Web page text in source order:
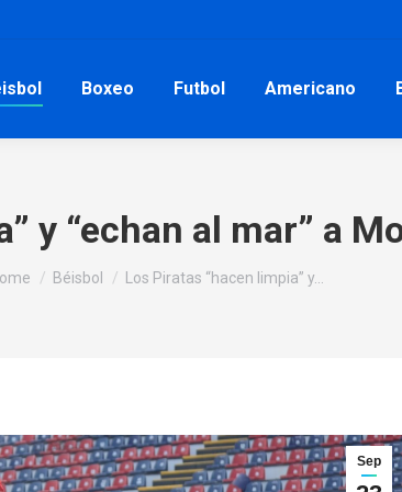
Boxeo Futbol Americano
y “echan al mar” a
are here:
Béisbol Los Piratas “hacen limpia” y…
Sep